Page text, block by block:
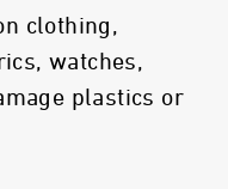
clothing,
watches,
plastics or